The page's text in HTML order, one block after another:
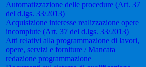
Automatizzazione delle procedure (Art. 37
del d.lgs. 33/2013)
Acquisizione interesse realizzazione opere
incompiute (Art. 37 del d.lgs. 33/2013)
Atti relativi alla programmazione di lavori,
opere, servizi e forniture / Mancata
redazione programmazione